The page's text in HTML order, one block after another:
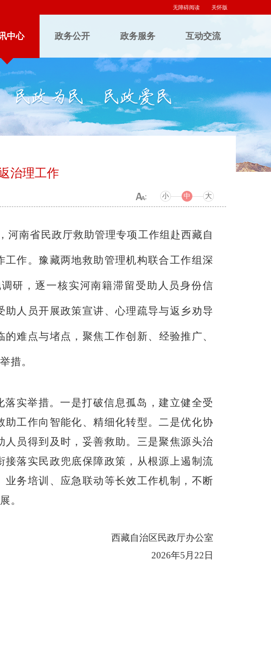
无障碍阅读 关怀版
中心 政务公开 政务服务 互动交流
治理工作
大
中
小
河南省民政厅救助管理专项工作组赴西藏自
工作。豫藏两地救助管理机构联合工作组深
研，逐一核实河南籍滞留受助人员身份信
人员开展政策宣讲、心理疏导与返乡劝导
的难点与堵点 ，聚焦工作创新、经验推广、
措。
实举措。 一是打破信息孤岛 ，建立健全受
助工作向智能化、精细化转型。二是优化协
人员得到及时 ， 妥善救助。 三是聚焦源头治
接落实 民政兜底保障政策，从根源上遏制流
业务培训、应急联动等长效工作机制，不断
。
西藏自治区民政厅办公室
2026年5 月 22 日